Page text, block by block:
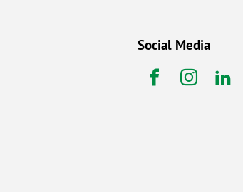
Social Media